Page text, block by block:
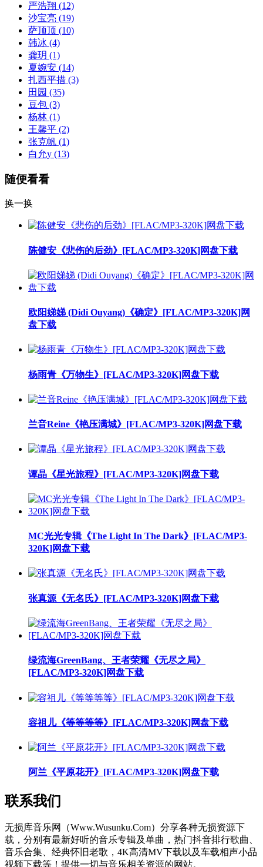
严浩翔 (12)
沙宝亮 (19)
萨顶顶 (10)
韩冰 (4)
龚玥 (1)
夏婉安 (14)
扎西平措 (3)
田园 (35)
豆包 (3)
杨林 (1)
王馨平 (2)
张克帆 (1)
白允y (13)
随便看看
换一换
陈健安《悲伤的后劲》[FLAC/MP3-320K]网盘下载
欧阳娣娣 (Didi Ouyang)《确定》[FLAC/MP3-320K]网
盘下载
杨雨青《万物生》[FLAC/MP3-320K]网盘下载
兰音Reine《艳压满城》[FLAC/MP3-320K]网盘下载
谭晶《星光旅程》[FLAC/MP3-320K]网盘下载
MC光光专辑《The Light In The Dark》[FLAC/MP3-
320K]网盘下载
张真源《无名氏》[FLAC/MP3-320K]网盘下载
绿流海GreenBang、王者荣耀《无尽之局》
[FLAC/MP3-320K]网盘下载
容祖儿《等等等等》[FLAC/MP3-320K]网盘下载
阿兰《平原花开》[FLAC/MP3-320K]网盘下载
联系我们
无损库音乐网（Www.Wusunku.Com）分享各种无损资源下
载，分别有最新好听的音乐专辑及单曲，热门抖音排行歌曲、
音乐合集、经典怀旧老歌，4K高清MV下载以及车载相声小品
视频下载等！提供一切与音乐相关资源的网站。